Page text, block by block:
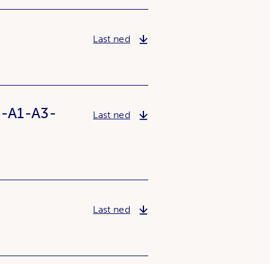
Last nedVedlegg 01 2017-1922-16
A1-A3-
Last nedVedlegg 02_1
Last nedVedlegg 02_2